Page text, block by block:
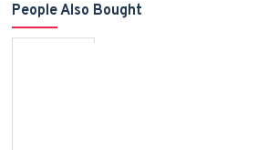
People Also Bought